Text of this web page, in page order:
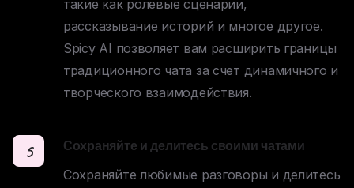
такие как ролевые сценарии,
рассказывание историй и многое другое.
Spicy AI позволяет вам расширить границы
традиционного чата за счет динамичного и
творческого взаимодействия.
5 Сохраняйте и делитесь своими чатами
Сохраняйте любимые разговоры и делитесь